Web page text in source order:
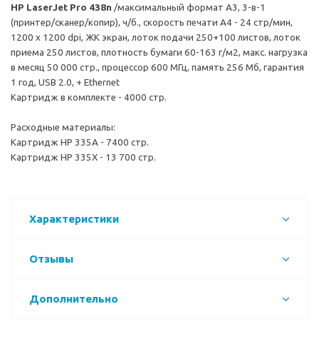
HP LaserJet Pro 438n /максимальный формат А3, 3-в-1
(принтер/сканер/копир), ч/б., скорость печати А4 - 24 стр/мин,
1200 х 1200 dpi, ЖК экран, лоток подачи 250+100 листов, лоток
приема 250 листов, плотность бумаги 60-163 г/м2, макс. нагрузка
в месяц 50 000 стр., процессор 600 МГц, память 256 Мб, гарантия
1 год, USB 2.0, + Ethernet
Картридж в комплекте - 4000 стр.
Расходные материалы:
Картридж HP 335A - 7400 стр.
Картридж HP 335X - 13 700 стр.
Характеристики
Отзывы
Дополнительно